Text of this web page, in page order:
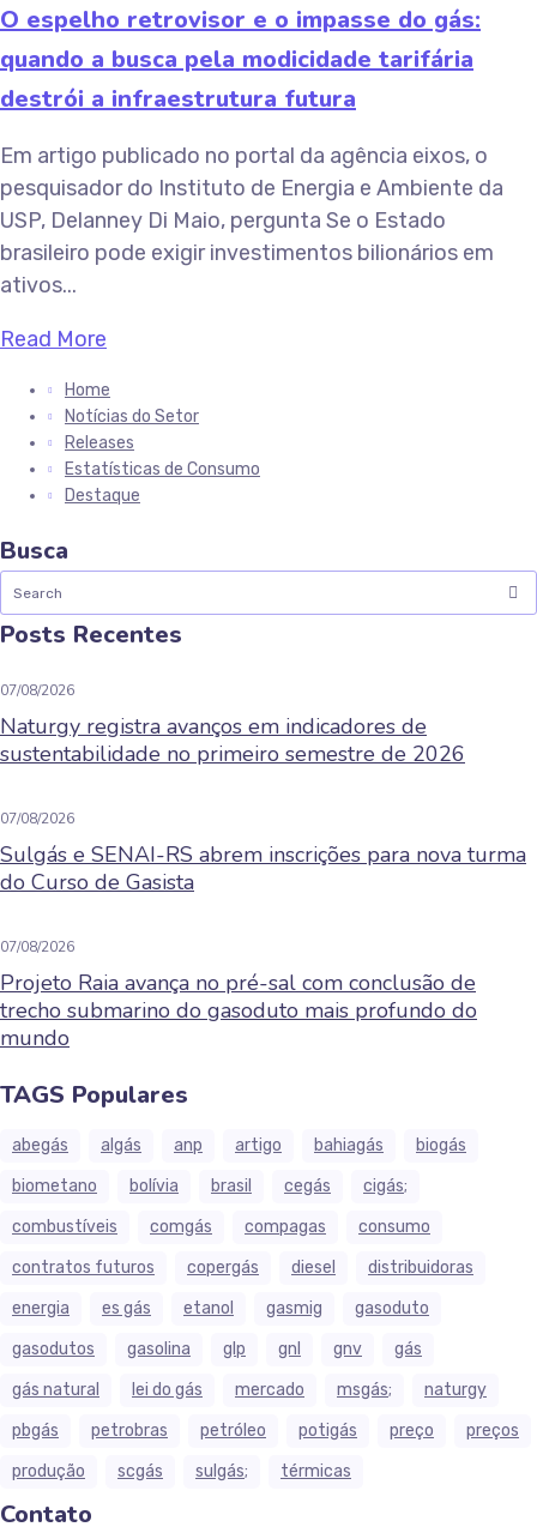
O espelho retrovisor e o impasse do gás:
quando a busca pela modicidade tarifária
destrói a infraestrutura futura
Em artigo publicado no portal da agência eixos, o
pesquisador do Instituto de Energia e Ambiente da
USP, Delanney Di Maio, pergunta Se o Estado
brasileiro pode exigir investimentos bilionários em
ativos...
Read More
Home
Notícias do Setor
Releases
Estatísticas de Consumo
Destaque
Busca
Posts Recentes
07/08/2026
Naturgy registra avanços em indicadores de
sustentabilidade no primeiro semestre de 2026
07/08/2026
Sulgás e SENAI-RS abrem inscrições para nova turma
do Curso de Gasista
07/08/2026
Projeto Raia avança no pré-sal com conclusão de
trecho submarino do gasoduto mais profundo do
mundo
TAGS Populares
abegás algás anp artigo bahiagás
biogás
biometano
bolívia brasil cegás
cigás;
combustíveis
comgás compagas
consumo
contratos futuros
copergás diesel
distribuidoras
energia
es gás etanol gasmig
gasoduto
gasodutos
gasolina glp gnl gnv
gás
gás natural
lei do gás mercado msgás;
naturgy
pbgás
petrobras petróleo potigás preço
preços
produção
scgás sulgás; térmicas
Contato